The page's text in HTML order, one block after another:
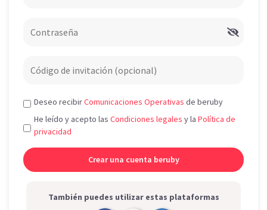
Deseo recibirComunicaciones Operativas de beruby
He leído y acepto las Condiciones legales y la Política de
privacidad
También puedes utilizar estas plataformas